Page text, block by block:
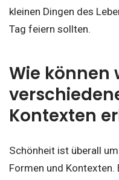
kleinen Dingen des
Tag feiern sollten.
Wie können
Kontexten
Schönheit ist überall
Formen und Kontexten.